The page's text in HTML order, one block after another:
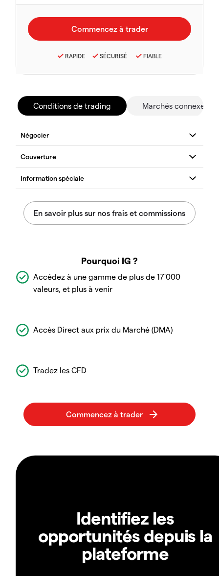
RAPIDE SÉCURISÉ FIABLE
Conditions de trading Marchés connexes
Pourquoi IG ?
Accédez à une gamme de plus de 17'000
valeurs, et plus à venir
Accès Direct aux prix du Marché (DMA)
Tradez les CFD
Identifiez les
opportunités depuis la
plateforme